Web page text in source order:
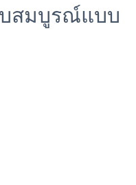
สมบูรณ์แบบ